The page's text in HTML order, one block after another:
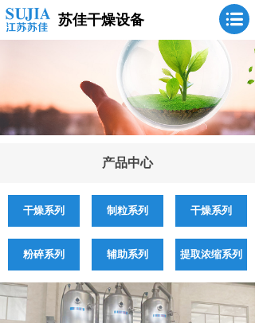
苏佳干燥设备
产品中心
干燥系列
制粒系列
粉碎系列 提取浓缩系列
辅助系列
干燥系列